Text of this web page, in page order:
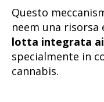
Questo
neem una
lotta integrata
specialmente in
cannabis.